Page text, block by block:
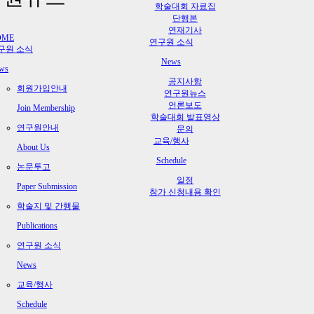
학술대회 자료집
단행본
연재기사
연구원 소식
News
공지사항
연구원뉴스
언론보도
학술대회 발표영상
문의
교육/행사
Schedule
일정
참가 신청내용 확인
원 소식
회원가입안내
Join Membership
연구원안내
About Us
논문투고
Paper Submission
학술지 및 간행물
Publications
연구원 소식
News
교육/행사
Schedule